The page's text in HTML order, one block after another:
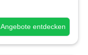
Angebote entdecken